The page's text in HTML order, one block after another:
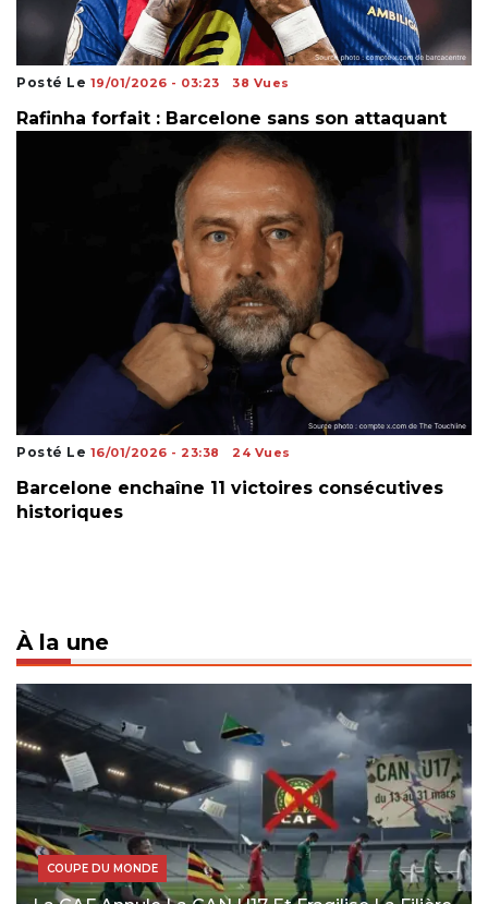
Posté Le 19/01/2026 - 03:23 38 Vues
Rafinha forfait : Barcelone sans son attaquant
Posté Le 16/01/2026 - 23:38 24 Vues
Barcelone enchaîne 11 victoires consécutives
historiques
À la une
COUPE DU MONDE